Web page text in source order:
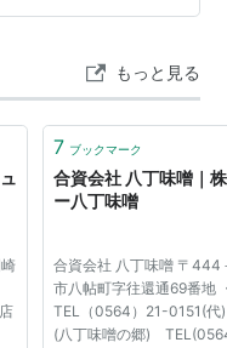
適量入れ熱湯5分〜
もっと見る
7 ブックマーク
合資会社 八丁味噌｜
ー八丁味噌
合資会社 八丁味噌 〒
市八帖町字往還通69番
TEL（0564）21-0151(代
(八丁味噌の郷)